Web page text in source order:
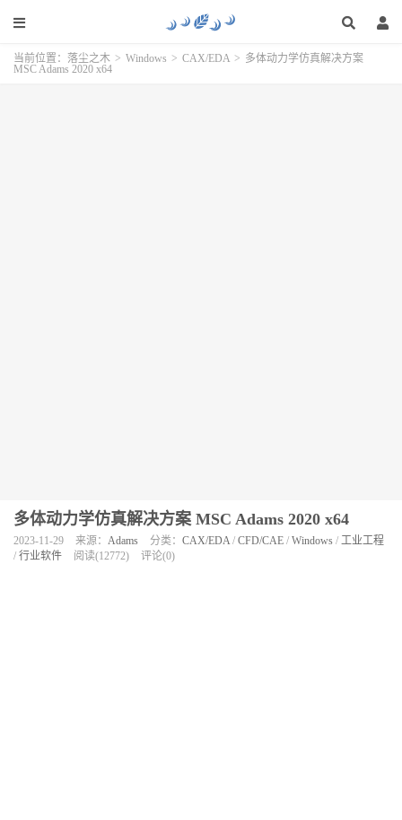
当前位置： 落尘之木 > Windows > CAX/EDA > 多体动力学仿真解决方案
MSC Adams 2020 x64
多体动力学仿真解决方案 MSC Adams 2020 x64
2023-11-29 来源： Adams 分类： CAX/EDA/ CFD/CAE / Windows / 工业工程
/ 行业软件 阅读(12772) 评论(0)